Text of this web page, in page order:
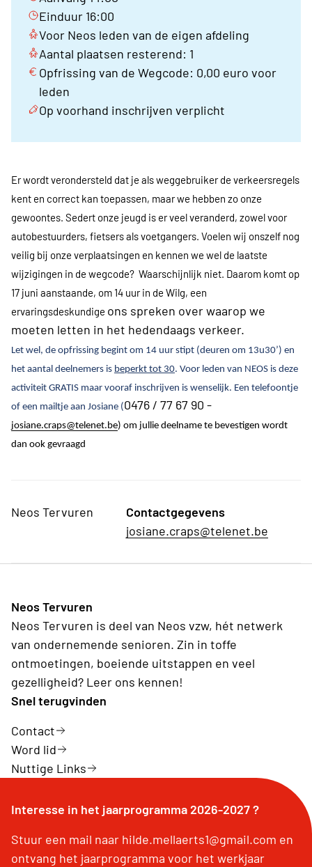
Einduur 16:00
Voor Neos leden van de eigen afdeling
Aantal plaatsen resterend: 1
Opfrissing van de Wegcode: 0,00 euro voor
leden
Op voorhand inschrijven verplicht
Er wordt verondersteld dat je als weggebruiker de verkeersregels
kent en correct kan toepassen, maar we hebben zo onze
gewoontes. Sedert onze jeugd is er veel veranderd, zowel voor
autobestuurders, fietsers als voetgangers. Voelen wij onszelf nog
veilig bij onze verplaatsingen en kennen we wel de laatste
wijzigingen in de wegcode? Waarschijnlijk niet. Daarom komt op
17 juni aanstaande, om 14 uur in de Wilg, een
ervaringsdeskundige ons spreken over waarop we
moeten letten in het hedendaags verkeer.
Let wel, de opfrissing begint om 14 uur stipt (deuren om 13u30’) en
het aantal deelnemers is beperkt tot 30. Voor leden van NEOS is deze
activiteit GRATIS maar vooraf inschrijven is wenselijk. Een telefoontje
of een mailtje aan Josiane ( 0476 / 77 67 90 -
josiane.craps@telenet.be) om jullie deelname te bevestigen wordt
dan ook gevraagd
Neos Tervuren
Contactgegevens
josiane.craps@telenet.be
Neos Tervuren
Neos Tervuren is deel van Neos vzw, hét netwerk
van ondernemende senioren. Zin in toffe
ontmoetingen, boeiende uitstappen en veel
gezelligheid? Leer ons kennen!
Snel terugvinden
Contact
Word lid
Nuttige Links
Interesse in het jaarprogramma 2026-2027 ?
Stuur een mail naar hilde.mellaerts1@gmail.com en
ontvang het jaarprogramma voor het werkjaar